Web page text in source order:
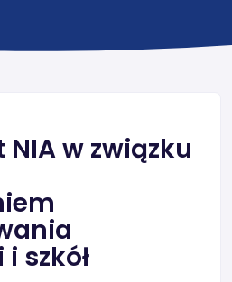
w związku
szkół